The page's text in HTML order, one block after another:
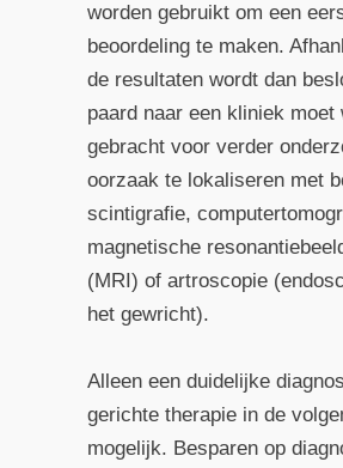
worden gebruikt om een
beoordeling te maken.
de resultaten wordt dan
paard naar een kliniek moet
gebracht voor verder
oorzaak te lokaliseren met
scintigrafie,
magnetische
(MRI) of artroscopie
het gewricht).
Alleen een duidelijke
gerichte therapie in de
mogelijk. Besparen op